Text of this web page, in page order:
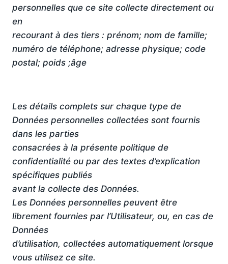
personnelles que ce site collecte directement ou
en
recourant à des tiers : prénom; nom de famille;
numéro de téléphone; adresse physique; code
postal; poids ;âge
Les détails complets sur chaque type de
Données personnelles collectées sont fournis
dans les parties
consacrées à la présente politique de
confidentialité ou par des textes d’explication
spécifiques publiés
avant la collecte des Données.
Les Données personnelles peuvent être
librement fournies par l’Utilisateur, ou, en cas de
Données
d’utilisation, collectées automatiquement lorsque
vous utilisez ce site.